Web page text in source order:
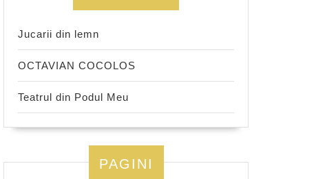
Jucarii din lemn
OCTAVIAN COCOLOS
Teatrul din Podul Meu
PAGINI